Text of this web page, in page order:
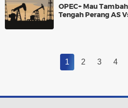
OPEC+ Mau
Tengah Perang AS
1 2 3 4